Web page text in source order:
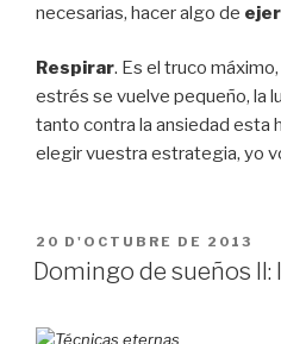
necesarias, hacer algo de
Respirar. Es el truco
estrés se vuelve pequeño, la
tanto contra la ansiedad esta
elegir vuestra estrategia, yo
PUBLICAT
A
20 D'OCTUBRE DE 2013
Domingo de sueños II: